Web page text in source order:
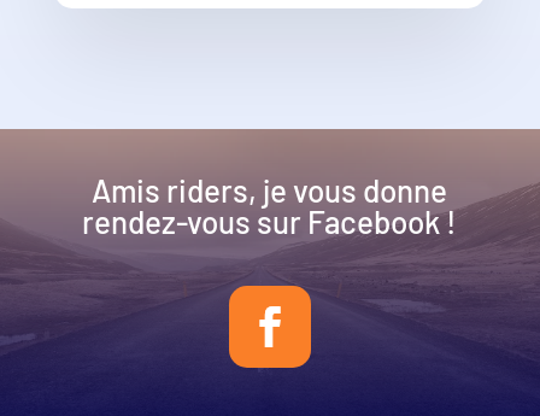
Amis riders, je vous donne
rendez-vous sur Facebook !